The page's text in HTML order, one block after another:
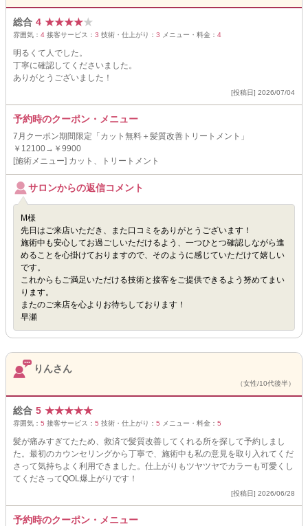
総合 4 ★★★★★
雰囲気： 4 接客サービス： 3 技術・仕上がり： 3 メニュー・料金： 4
明るくて人でした。
丁寧に確認してくださいました。
ありがとうございました！
[投稿日] 2026/07/04
予約時のクーポン・メニュー
7月クーポン期間限定「カット無料＋髪質改善トリートメント」
￥12100→￥9900
[施術メニュー] カット、トリートメント
サロンからの返信コメント
M様
先日はご来店いただき、また口コミをありがとうございます！
施術中も安心してお過ごしいただけるよう、一つひとつ確認しながら進
めることを心掛けておりますので、そのように感じていただけて嬉しい
です。
これからもご満足いただける技術と接客をご提供できるよう努めてまい
ります。
またのご来店を心よりお待ちしております！
早瀬
りんさん
（女性/10代後半）
総合 5 ★★★★★
雰囲気： 5 接客サービス： 5 技術・仕上がり： 5 メニュー・料金： 5
髪が痛みすぎてたため、救済で髪質改善してくれる所を探して予約しまし
た。最初のカウンセリングから丁寧で、施術中も私の意見を取り入れてくだ
さって気持ちよく利用できました。仕上がりもツヤツヤでカラーも可愛くし
てくださってQOL爆上がりです！
[投稿日] 2026/06/28
予約時のクーポン・メニュー